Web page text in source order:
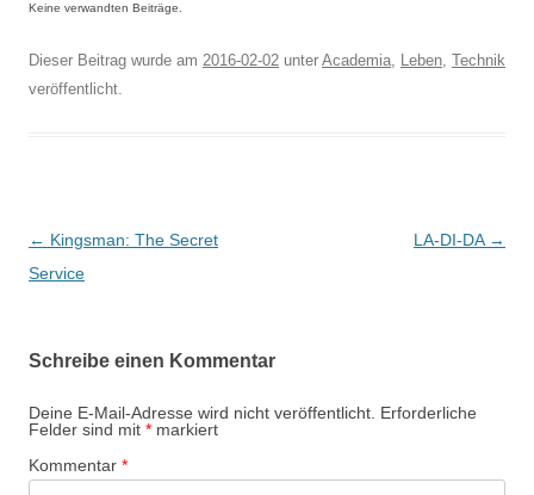
Keine verwandten Beiträge.
Dieser Beitrag wurde am 2016-02-02 unter Academia, Leben, Technik
veröffentlicht.
Beitragsnavigation
← Kingsman: The Secret
Service
LA-DI-DA →
Schreibe einen Kommentar
Deine E-Mail-Adresse wird nicht veröffentlicht. Erforderliche
Felder sind mit * markiert
Kommentar *